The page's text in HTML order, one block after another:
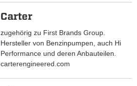
Carter
zugehörig zu First Brands Group.
Hersteller von Benzinpumpen, auch Hi
Performance und deren Anbauteilen.
carterengineered.com